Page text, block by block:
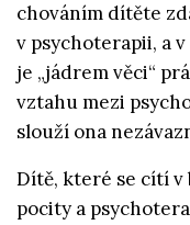
chováním dítěte
v psychoterapii, a
je „jádrem věci“
vztahu mezi
slouží ona
Dítě, které se cítí v
pocity a